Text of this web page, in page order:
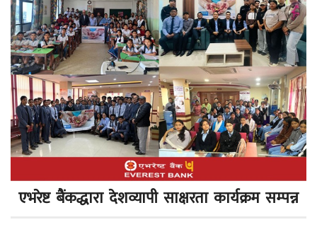
एभरेष्ट बैंकद्धारा देशव्यापी साक्षरता कार्यक्रम सम्पन्न